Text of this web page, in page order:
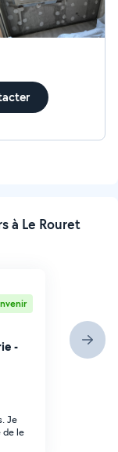
à Le Rouret
-
Je
de le